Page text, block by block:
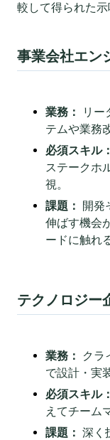
較して得られた示
事業会社エン
業務：
リー
テムや業務
必須スキル：
ステークホ
視。
課題：
開発
伸ばす機会
ードに触れ
テクノロジー
業務：
クラ
で設計・実
必須スキル：
えてチーム
課題： 深く